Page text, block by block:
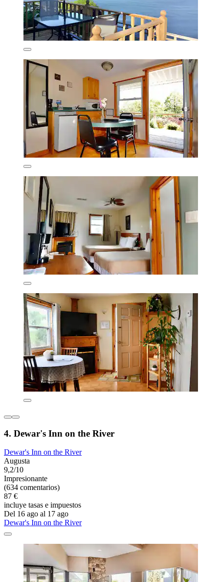
4. Dewar's Inn on the River
Dewar's Inn on the River
Augusta
9,2/10
Impresionante
(634 comentarios)
87 €
incluye tasas e impuestos
Del 16 ago al 17 ago
Dewar's Inn on the River